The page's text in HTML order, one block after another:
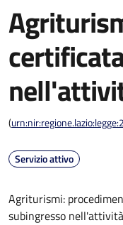
(
Servizio attivo
Agriturismi:
subingresso nell'attività